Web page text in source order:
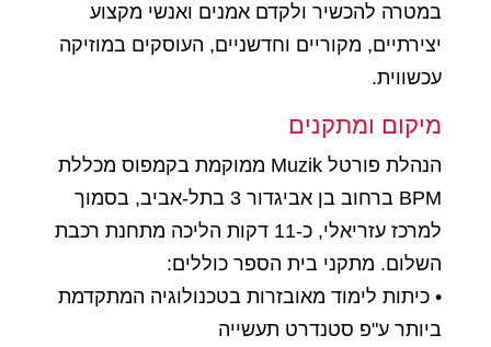
במטרה להכשיר ולקדם אמנים ואנשי מקצוע
יצירתיים, מקוריים וחדשניים, העוסקים במוזיקה
עכשווית.
מיקום ומתקנים
הנהלת פורטל Muzik ממוקמת בקמפוס מכללת
BPM ברחוב בן אביגדור 3 בתל-אביב, בסמוך
למרכז עזריאלי, כ-11 דקות הליכה מתחנת רכבת
השלום. מתקני בית הספר כוללים:
• כיתות לימוד מאובזרות בטכנולוגיה המתקדמת
ביותר ע"פ סטנדרט תעשייה